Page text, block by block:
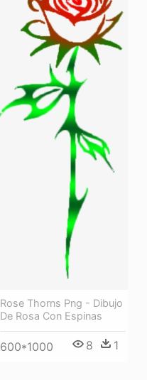
Rose Thorns Png - Dibujo
De Rosa Con Espinas
600*1000 8 1